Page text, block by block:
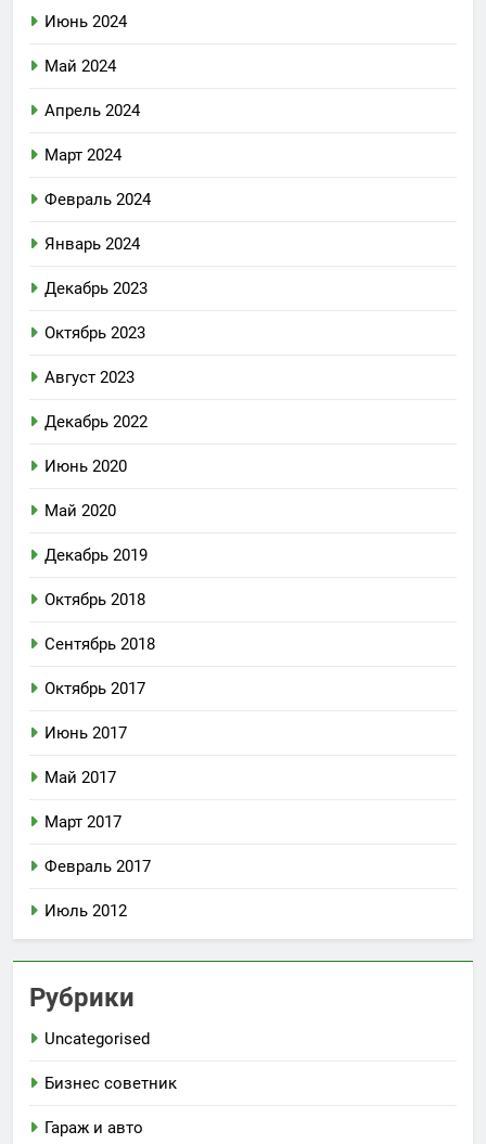
Июнь 2024
Май 2024
Апрель 2024
Март 2024
Февраль 2024
Январь 2024
Декабрь 2023
Октябрь 2023
Август 2023
Декабрь 2022
Июнь 2020
Май 2020
Декабрь 2019
Октябрь 2018
Сентябрь 2018
Октябрь 2017
Июнь 2017
Май 2017
Март 2017
Февраль 2017
Июль 2012
Рубрики
Uncategorised
Бизнес советник
Гараж и авто